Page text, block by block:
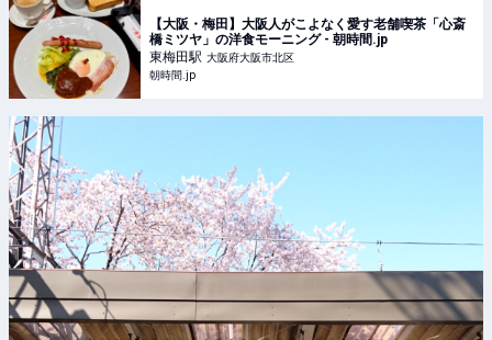
【大阪・梅田】大阪人がこよなく愛す老舗喫茶「心斎
橋ミツヤ」の洋食モーニング - 朝時間.jp
東梅田駅 大阪府大阪市北区
朝時間.jp